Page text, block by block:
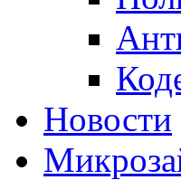
Новости